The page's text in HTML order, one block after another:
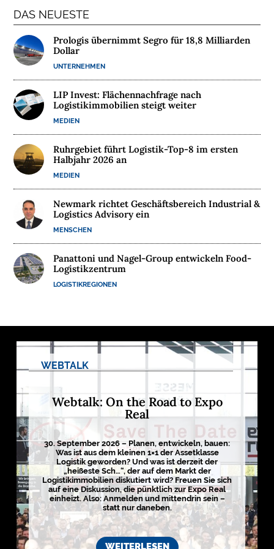
T
E
R
N
E
H
M
E
N
W
E
N
A
R
E
M
I

D
t
s
c
h
l
a
n
d
s
L
o
g
DAS NEUESTE
Prologis übernimmt Segro für 18,8 Milliarden
Dollar
UNTERNEHMEN
LIP Invest: Flächennachfrage nach
Logistikimmobilien steigt weiter
MEDIEN
Ruhrgebiet führt Logistik-Top-8 im ersten
Halbjahr 2026 an
MEDIEN
Newmark richtet Geschäftsbereich Industrial &
Logistics Advisory ein
MENSCHEN
Panattoni und Nagel-Group entwickeln Food-
Logistikzentrum
LOGISTIKREGIONEN
WEBTALK
Webtalk: On the Road to Expo
Real
30. September 2026 – Planen, entwickeln, bauen:
Was ist aus dem kleinen 1×1 der Assetklasse
Logistik geworden? Und was ist derzeit der
„heißeste Sch…“, der auf dem Markt der
Logistikimmobilien diskutiert wird? Freuen Sie sich
auf eine Diskussion, die pünktlich zur Expo Real
einheizt. Also: Anmelden und mittendrin sein –
statt nur daneben.